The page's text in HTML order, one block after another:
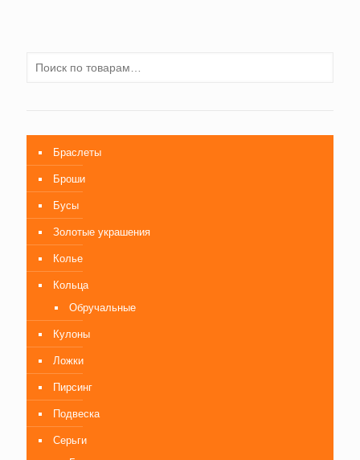
Браслеты
Броши
Бусы
Золотые украшения
Колье
Кольца
Обручальные
Кулоны
Ложки
Пирсинг
Подвеска
Серьги